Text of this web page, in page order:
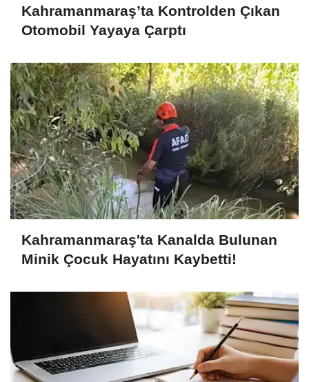
Kahramanmaraş’ta Kontrolden Çıkan
Otomobil Yayaya Çarptı
Kahramanmaraş'ta Kanalda Bulunan
Minik Çocuk Hayatını Kaybetti!